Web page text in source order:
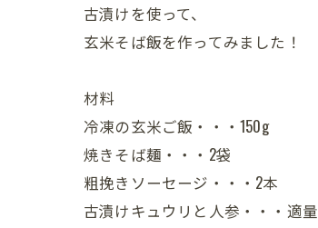
古漬けを使って、
玄米そば飯を作ってみました！
材料
冷凍の玄米ご飯・・・150g
焼きそば麺・・・2袋
粗挽きソーセージ・・・2本
古漬けキュウリと人参・・・適量